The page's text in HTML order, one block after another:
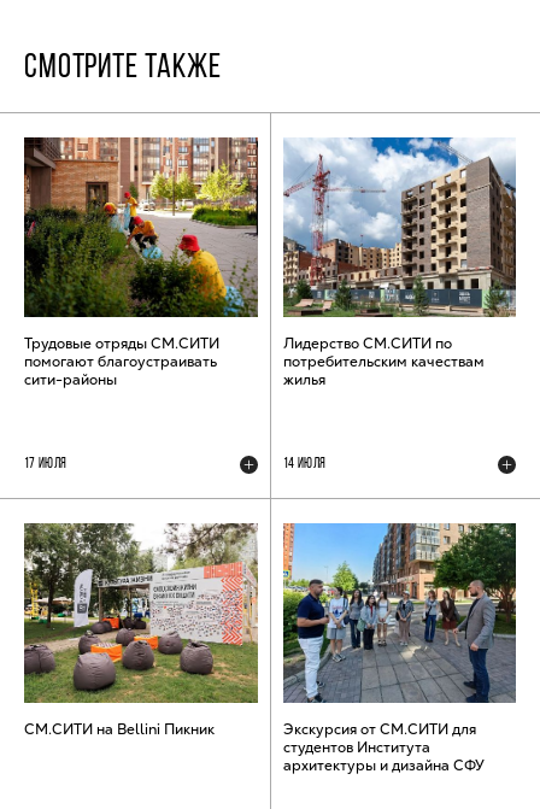
СМОТРИТЕ ТАКЖЕ
Трудовые отряды СМ.СИТИ
помогают благоустраивать
сити-районы
17 ИЮЛЯ
Лидерство СМ.СИТИ по
потребительским качествам
жилья
14 ИЮЛЯ
СМ.СИТИ на Bellini Пикник
Экскурсия от СМ.СИТИ для
студентов Института
архитектуры и дизайна СФУ